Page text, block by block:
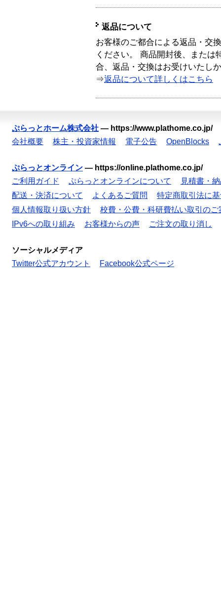
返品について
お客様のご都合による返品・交
ください。 商品開封後、または
合、返品・交換はお受けいたし
⇒返品について詳しくはこちら
ぷらっとホーム株式会社 — https://www.plathome.co.jp/
会社概要
株主・投資家情報 電子公告 OpenBlocks
ぷらっとオンライン — https://online.plathome.co.jp/
ご利用ガイド
ぷらっとオンラインについて
見積書・
配送・決済について
よくあるご質問
特定商取引法に
個人情報取り扱い方針
校費・公費・科研費払い取引のご
IPv6への取り組み
お客様からの声 ご注文の取り消し
ソーシャルメディア
Twitter公式アカウント
Facebook公式ページ